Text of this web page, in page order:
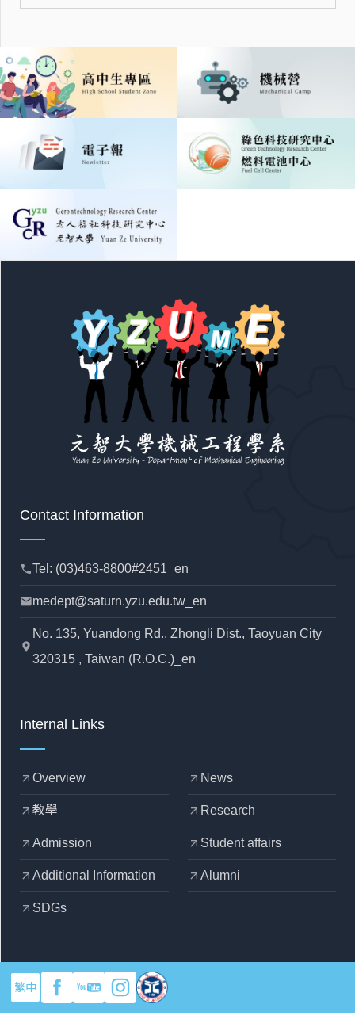
Contact Information
phoneTel: (03)463-8800#2451_en
mailmedept@saturn.yzu.edu.tw_en
location_pin
No. 135, Yuandong Rd., Zhongli Dist., Taoyuan City
320315 , Taiwan (R.O.C.)_en
Internal Links
arrow_outward Overview arrow_outward News
arrow_outward 教學 arrow_outward Research
arrow_outward Admission arrow_outward Student affairs
arrow_outward Additional Information arrow_outward Alumni
arrow_outward SDGs
copyright © 2025 Yuan Ze University - Department of Mechanical
Engineering
Designed byOZCHAMP.
繁中